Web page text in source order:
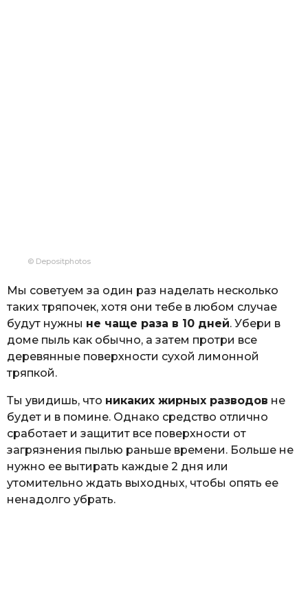
© Depositphotos
Мы советуем за один раз наделать несколько
таких тряпочек, хотя они тебе в любом случае
будут нужны не чаще раза в 10 дней. Убери в
доме пыль как обычно, а затем протри все
деревянные поверхности сухой лимонной
тряпкой.
Ты увидишь, что никаких жирных разводов не
будет и в помине. Однако средство отлично
сработает и защитит все поверхности от
загрязнения пылью раньше времени. Больше не
нужно ее вытирать каждые 2 дня или
утомительно ждать выходных, чтобы опять ее
ненадолго убрать.